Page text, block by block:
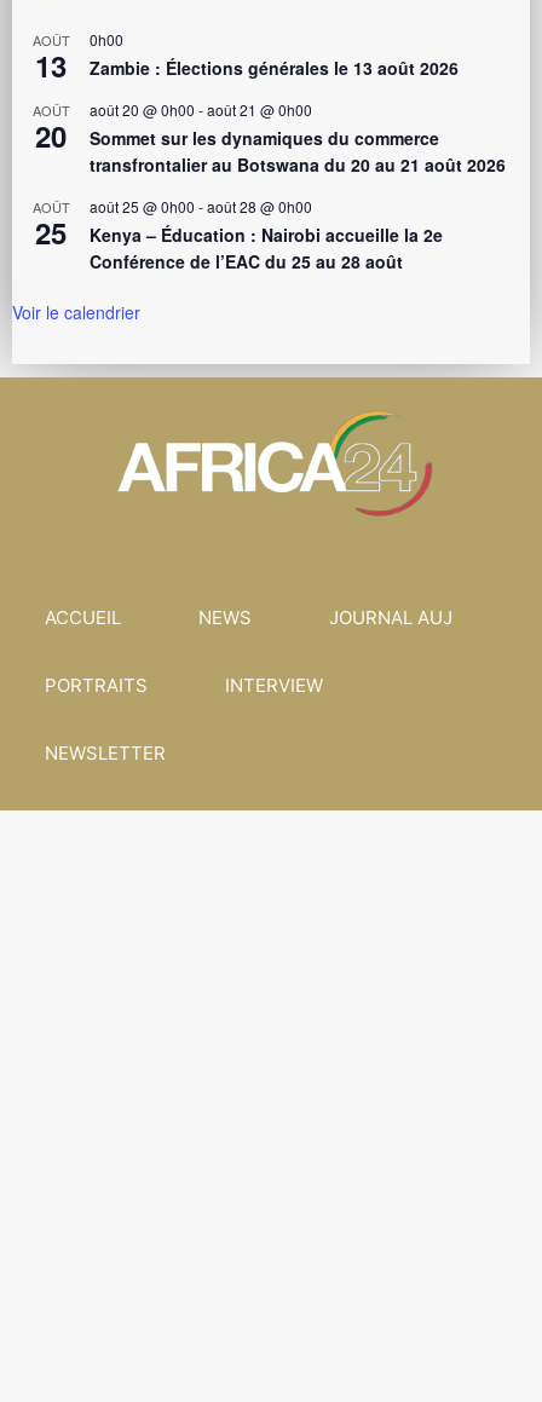
AOÛT
13
0h00
Zambie : Élections générales le 13 août 2026
AOÛT
20
août 20 @ 0h00 -août 21 @ 0h00
Sommet sur les dynamiques du commerce
transfrontalier au Botswana du 20 au 21 août 2026
AOÛT
25
août 25 @ 0h00 -août 28 @ 0h00
Kenya – Éducation : Nairobi accueille la 2e
Conférence de l’EAC du 25 au 28 août
Voir le calendrier
ACCUEIL NEWS JOURNAL AUJ
PORTRAITS INTERVIEW
NEWSLETTER